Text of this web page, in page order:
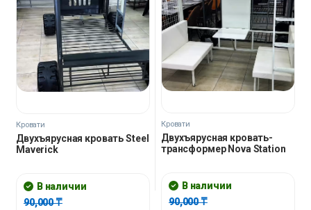
Кровати
Двухъярусная кровать Steel
Maverick
В наличии
90,000₸
Кровати
Двухъярусная кровать-
трансформер Nova Station
В наличии
90,000₸